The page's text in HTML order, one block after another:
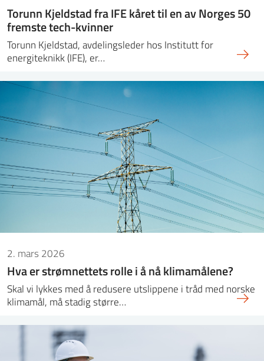
Torunn Kjeldstad fra IFE kåret til en av Norges 50
fremste tech-kvinner
Torunn Kjeldstad, avdelingsleder hos Institutt for
energiteknikk (IFE), er…
2. mars 2026
Hva er strømnettets rolle i å nå klimamålene?
Skal vi lykkes med å redusere utslippene i tråd med norske
klimamål, må stadig større…